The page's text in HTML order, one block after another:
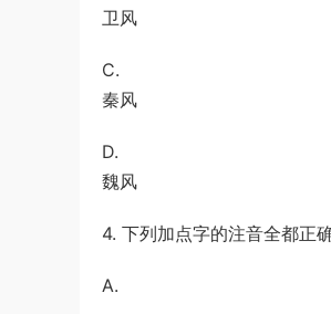
卫风
C.
秦风
D.
魏风
4. 下列加点字的注音全都正
A.